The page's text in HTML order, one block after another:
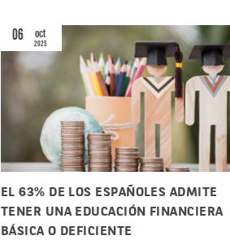
06 oct
2025
EL 63% DE LOS ESPAÑOLES ADMITE
TENER UNA EDUCACIÓN FINANCIERA
BÁSICA O DEFICIENTE